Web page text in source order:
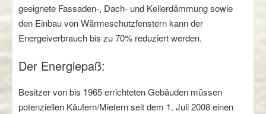
Kontakt
geeignete Fassaden-, Dach- und Kellerdämmung sowie
den Einbau von Wärmeschutzfenstern kann der
Energeiverbrauch bis zu 70% reduziert werden.
Der Energiepaß:
Besitzer von bis 1965 errichteten Gebäuden müssen
potenziellen Käufern/Mietern seit dem 1. Juli 2008 einen